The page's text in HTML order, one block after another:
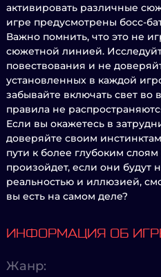
активировать различные
игре предусмотрены босс-
Важно помнить, что это не
сюжетной линией.
повествования и не
установленных в каждой
забывайте включать свет во
правила не
Если вы окажетесь в
доверяйте своим
пути к более глубоким слоям
произойдет, если они
реальностью и иллюзией,
вы есть на самом деле?
ИНФОРМАЦИЯ ОБ
Жанр: